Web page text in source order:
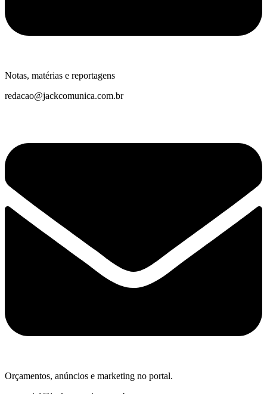
Notas, matérias e reportagens
redacao@jackcomunica.com.br
Orçamentos, anúncios e marketing no portal.